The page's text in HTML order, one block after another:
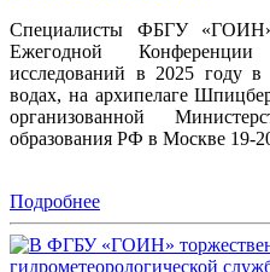
Специалисты ФБГУ
Ежегодной
исследований в 2025 году
водах, на архипелаге
организованной
образования РФ в Москве 19-
Подробнее